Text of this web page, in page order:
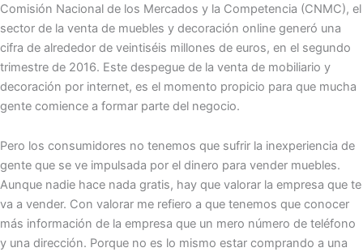
Comisión Nacional de los Mercados y la Competencia (CNMC), el
sector de la venta de muebles y decoración online generó una
cifra de alrededor de veintiséis millones de euros, en el segundo
trimestre de 2016. Este despegue de la venta de mobiliario y
decoración por internet, es el momento propicio para que mucha
gente comience a formar parte del negocio.
Pero los consumidores no tenemos que sufrir la inexperiencia de
gente que se ve impulsada por el dinero para vender muebles.
Aunque nadie hace nada gratis, hay que valorar la empresa que te
va a vender. Con valorar me refiero a que tenemos que conocer
más información de la empresa que un mero número de teléfono
y una dirección. Porque no es lo mismo estar comprando a una